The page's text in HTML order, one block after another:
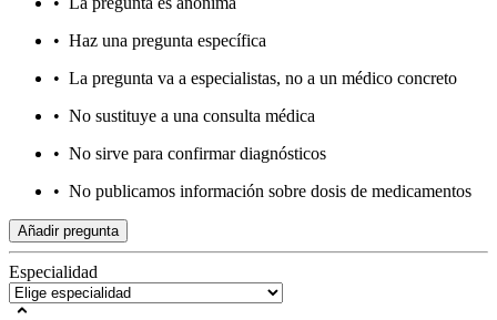
• Haz una pregunta específica
• La pregunta va a especialistas, no a un médico concreto
• No sustituye a una consulta médica
• No sirve para confirmar diagnósticos
• No publicamos información sobre dosis de medicamentos
Añadir pregunta
Especialidad